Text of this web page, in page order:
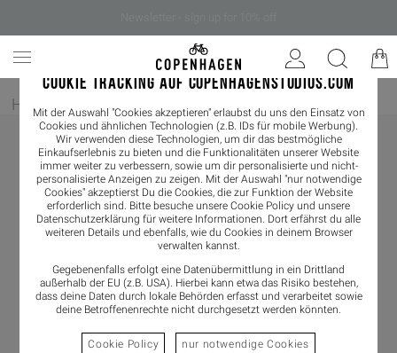
COOKIE TRACKING AUF COPENHAGENSTUDIOS.COM
Mit der Auswahl "Cookies akzeptieren" erlaubst du uns den Einsatz von
Cookies und ähnlichen Technologien (z.B. IDs für mobile Werbung).
Wir verwenden diese Technologien, um dir das bestmögliche
Einkaufserlebnis zu bieten und die Funktionalitäten unserer Website
immer weiter zu verbessern, sowie um dir personalisierte und nicht-
personalisierte Anzeigen zu zeigen. Mit der Auswahl "nur notwendige
Cookies" akzeptierst Du die Cookies, die zur Funktion der Website
erforderlich sind. Bitte besuche unsere Cookie Policy und unsere
Datenschutzerklärung für weitere Informationen. Dort erfährst du alle
weiteren Details und ebenfalls, wie du Cookies in deinem Browser
verwalten kannst.
Gegebenenfalls erfolgt eine Datenübermittlung in ein Drittland
außerhalb der EU (z.B. USA). Hierbei kann etwa das Risiko bestehen,
dass deine Daten durch lokale Behörden erfasst und verarbeitet sowie
deine Betroffenenrechte nicht durchgesetzt werden könnten.
Cookie Policy nur notwendige Cookies
Home / Damen/ Loafer